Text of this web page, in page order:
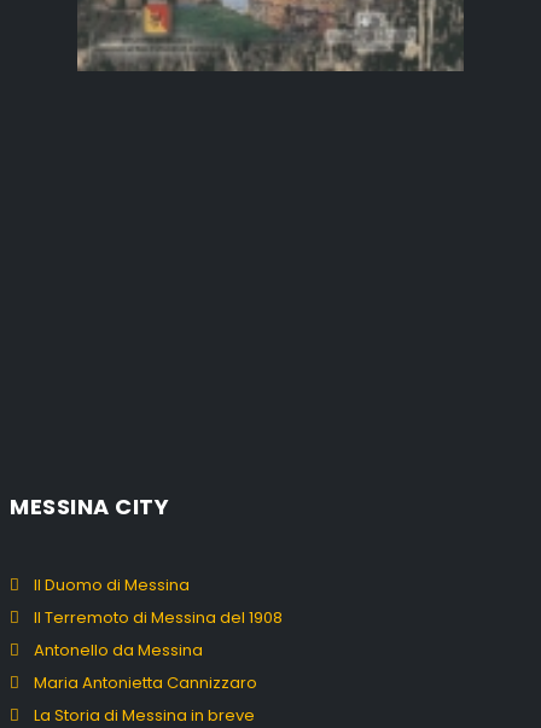
MESSINA CITY
Il Duomo di Messina
Il Terremoto di Messina del 1908
Antonello da Messina
Maria Antonietta Cannizzaro
La Storia di Messina in breve